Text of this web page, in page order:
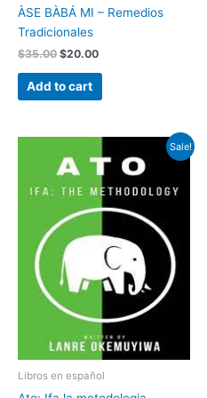
ÀSE BÀBÁ MI – Remedios
Tradicionales
$35.00 $20.00
Add to cart
Sale!
Libros en español
price
was:
$50.00.
price
is:
$20.00.